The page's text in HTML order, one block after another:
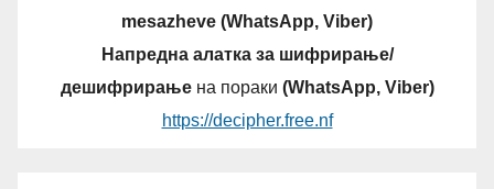
mesazheve (WhatsApp, Viber)
Напредна алатка за шифрирање/
дешифрирањена пораки (WhatsApp, Viber)
https://decipher.free.nf